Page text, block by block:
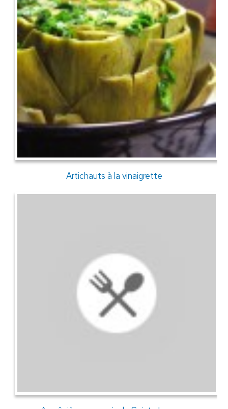
Artichauts à la vinaigrette